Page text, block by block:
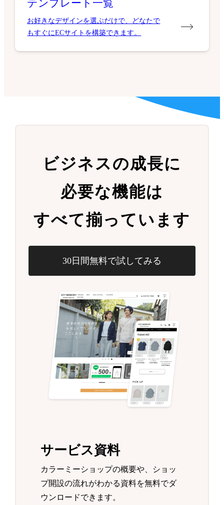
テンプレート一覧
お好きなデザインを選ぶだけで、どなたで
もすぐにECサイトを構築できます。
ビジネスの成長に
必要な機能は
すべて揃っています
30日間無料で試してみる
サービス資料
カラーミーショップの概要や、ショッ
プ開設の流れがわかる資料を無料でダ
ウンロードできます。